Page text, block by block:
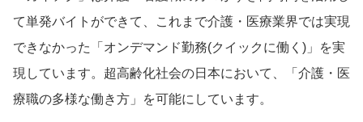
て単発バイトができて、これまで介護・医療業界では実現
できなかった「オンデマンド勤務(クイックに働く)」を実
現しています。超高齢化社会の日本において、「介護・医
療職の多様な働き方」を可能にしています。